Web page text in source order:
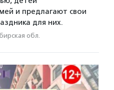
и предлагают свои
для них.
обл.